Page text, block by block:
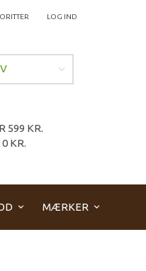
LOG IND
599 KR.
KR.
MÆRKER